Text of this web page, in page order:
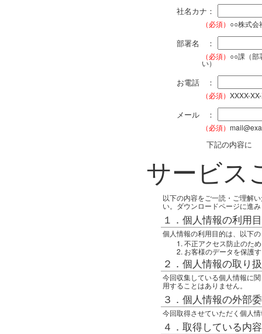
社名カナ：
（必須） ○○株式会
部署名 ：
（必須） ○○課（部
い）
お電話 ：
（必須） XXXX-
メール ：
（必須）
下記の内容に
サービス
以下の内容をご一読・ご理解
い。ダウンロードページに進
１．個人情報の利用
個人情報の利用目的は、以下
不正アクセス防止のため
お客様のデータを保護
２．個人情報の取り
今回収集している個人情報に
用することはありません。
３．個人情報の外部
今回取得させていただく個人
４．取得している内